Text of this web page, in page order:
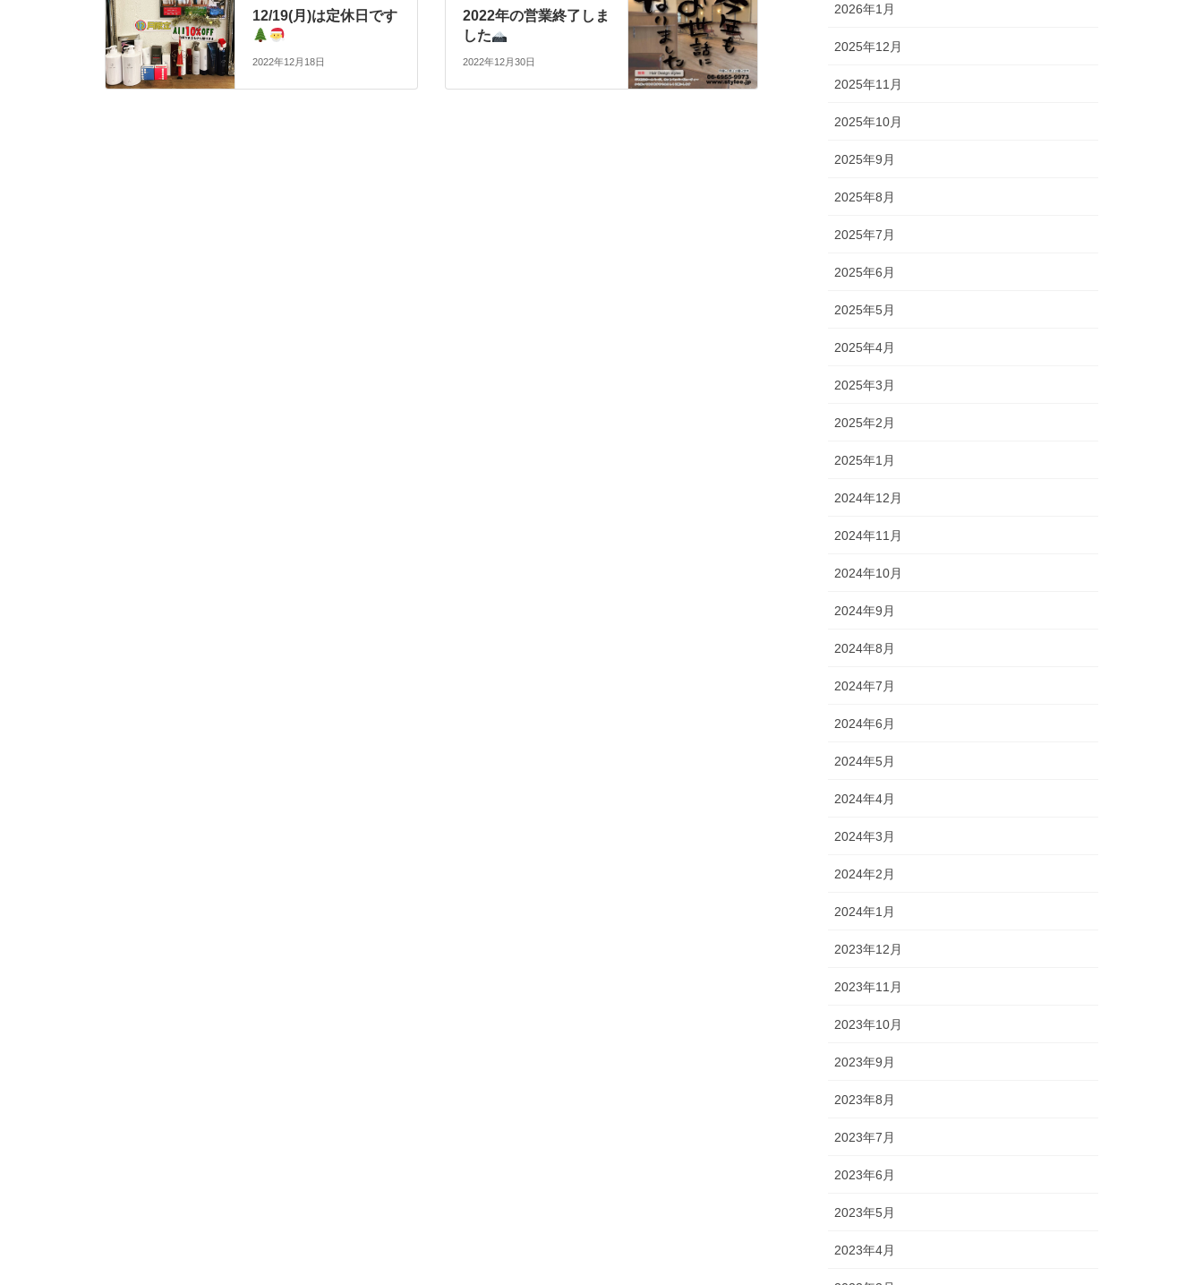
12/19(月)は定休日です
2022年12月18日
2022年の営業終了しま
した
2022年12月30日
2026年1月
2025年12月
2025年11月
2025年10月
2025年9月
2025年8月
2025年7月
2025年6月
2025年5月
2025年4月
2025年3月
2025年2月
2025年1月
2024年12月
2024年11月
2024年10月
2024年9月
2024年8月
2024年7月
2024年6月
2024年5月
2024年4月
2024年3月
2024年2月
2024年1月
2023年12月
2023年11月
2023年10月
2023年9月
2023年8月
2023年7月
2023年6月
2023年5月
2023年4月